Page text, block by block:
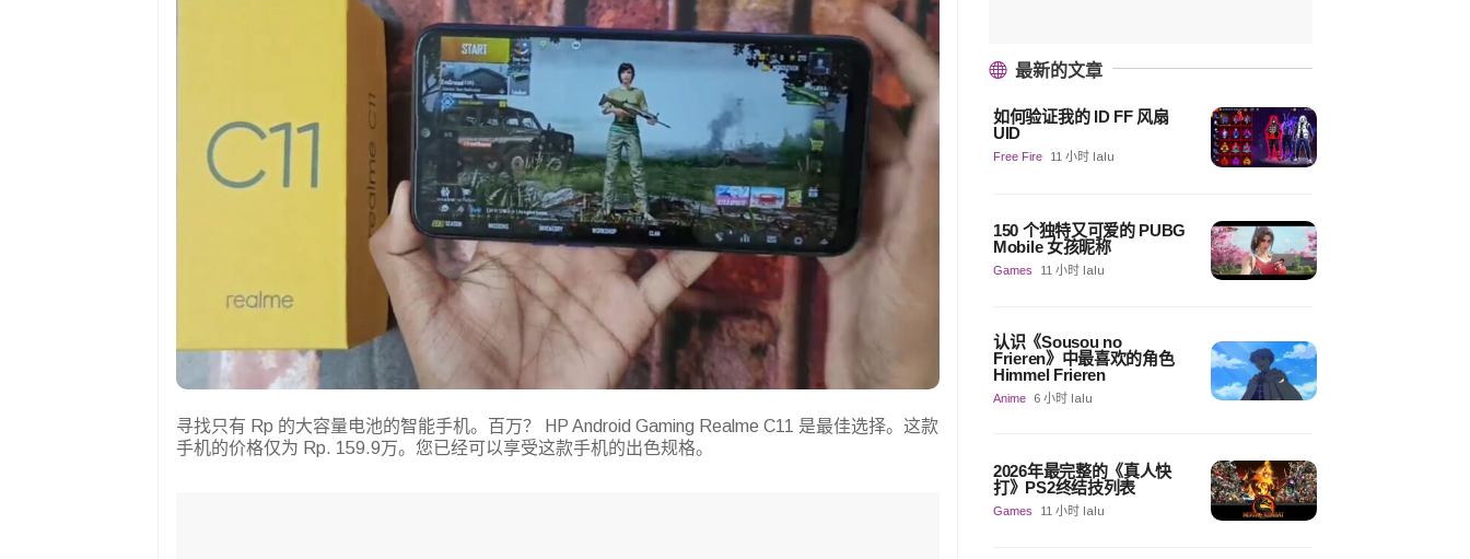
寻找只有 Rp 的大容量电池的智能手机。百万？ HP Android Gaming Realme C11 是最佳选择。这款
手机的价格仅为 Rp. 159.9万。您已经可以享受这款手机的出色规格。
最新的文章
如何验证我的 ID FF 风扇
UID
Free Fire 11 小时 lalu
150 个独特又可爱的 PUBG
Mobile 女孩昵称
Games 11 小时 lalu
认识《Sousou no
Frieren》中最喜欢的角色
Himmel Frieren
Anime 6 小时 lalu
2026年最完整的《真人快
打》PS2终结技列表
Games 11 小时 lalu